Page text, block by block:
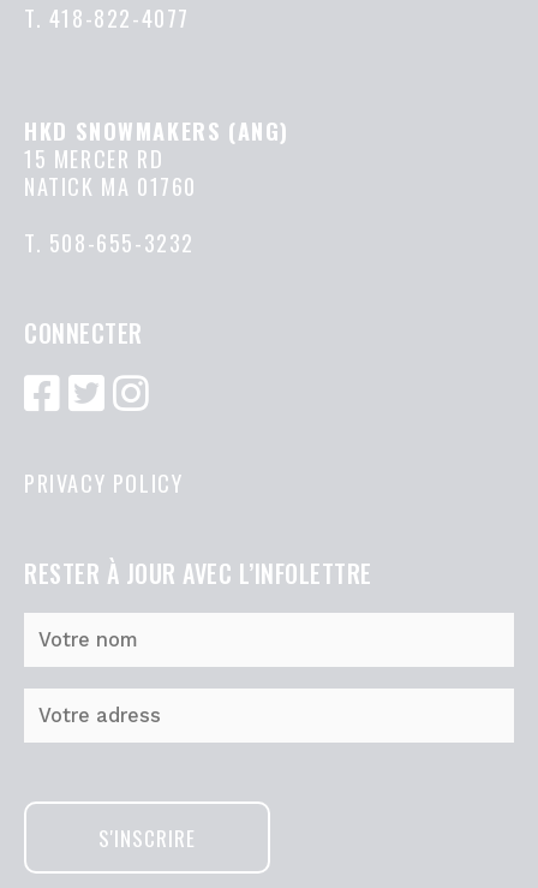
T. 418-822-4077
HKD SNOWMAKERS (ANG)
15 MERCER RD
NATICK MA 01760
T. 508-655-3232
CONNECTER
PRIVACY POLICY
RESTER À JOUR AVEC L’INFOLETTRE